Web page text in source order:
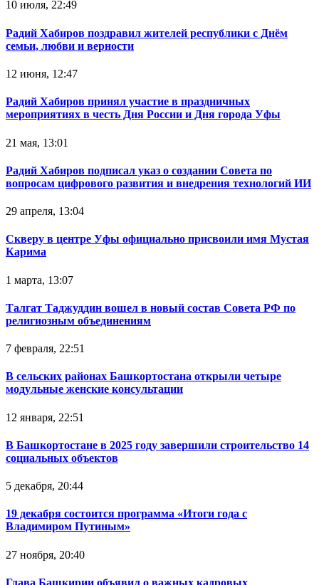
10 июля, 22:49
Радий Хабиров поздравил жителей республики с Днём
семьи, любви и верности
12 июня, 12:47
Радий Хабиров принял участие в праздничных
мероприятиях в честь Дня России и Дня города Уфы
21 мая, 13:01
Радий Хабиров подписал указ о создании Совета по
вопросам цифрового развития и внедрения технологий ИИ
29 апреля, 13:04
Скверу в центре Уфы официально присвоили имя Мустая
Карима
1 марта, 13:07
Талгат Таджуддин вошел в новый состав Совета РФ по
религиозным объединениям
7 февраля, 22:51
В сельских районах Башкортостана открыли четыре
модульные женские консультации
12 января, 22:51
В Башкортостане в 2025 году завершили строительство 14
социальных объектов
5 декабря, 20:44
19 декабря состоится программа «Итоги года с
Владимиром Путиным»
27 ноября, 20:40
Глава Башкирии объявил о важных кадровых